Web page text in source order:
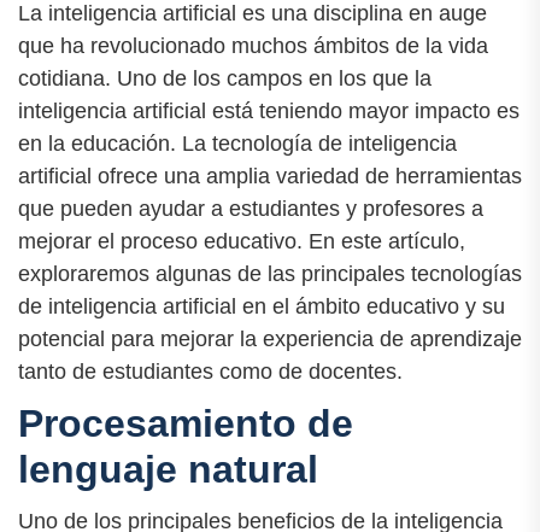
La inteligencia artificial es una disciplina en auge
que ha revolucionado muchos ámbitos de la vida
cotidiana. Uno de los campos en los que la
inteligencia artificial está teniendo mayor impacto es
en la educación. La tecnología de inteligencia
artificial ofrece una amplia variedad de herramientas
que pueden ayudar a estudiantes y profesores a
mejorar el proceso educativo. En este artículo,
exploraremos algunas de las principales tecnologías
de inteligencia artificial en el ámbito educativo y su
potencial para mejorar la experiencia de aprendizaje
tanto de estudiantes como de docentes.
Procesamiento de
lenguaje natural
Uno de los principales beneficios de la inteligencia